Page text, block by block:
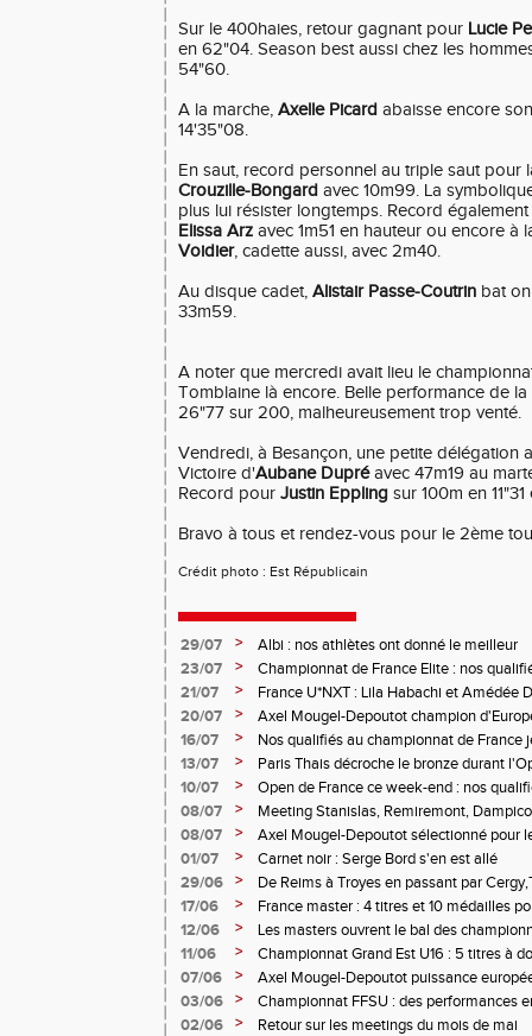
Sur le 400haies, retour gagnant pour Lucie
en 62"04. Season best aussi chez les
54"60.
A la marche, Axelle Picard abaisse encore
14'35"08.
En saut, record personnel au triple saut pour
Crouzille-Bongard avec 10m99. La
plus lui résister longtemps. Record
Elissa Arz avec 1m51 en hauteur ou encore à
Voidier, cadette aussi, avec 2m40.
Au disque cadet, Alistair Passe-Coutrin bat
33m59.
A noter que mercredi avait lieu le
Tomblaine là encore. Belle performance de
26"77 sur 200, malheureusement trop venté.
Vendredi, à Besançon, une petite délégation
Victoire d'Aubane Dupréavec 47m19 au
Record pour Justin Eppling sur 100m en
Bravo à tous et rendez-vous pour le 2ème
Crédit photo : Est Républicain
29/07 >
Albi : nos athlètes ont donné le meilleur
23/07
>
Championnat de France Elite : nos
21/07
>
France U*NXT : Lila Habachi et Amédée
belles médailles
20/07 >
Axel Mougel-Depoutot champion
16/07
>
Nos qualifiés au championnat de France
13/07
>
Paris Thais décroche le bronze durant
10/07
>
Open de France ce week-end : nos
08/07
>
Meeting Stanislas, Remiremont,
08/07
>
Axel Mougel-Depoutot sélectionné pour
U18
01/07 >
Carnet noir : Serge Bord s'en est allé
29/06
>
De Reims à Troyes en passant par
performances étaient au rendez-vous
17/06 >
France master : 4 titres et 10 médailles
12/06
>
Les masters ouvrent le bal des
11/06
>
Championnat Grand Est U16 : 5 titres à
07/06
>
Axel Mougel-Depoutot puissance
03/06
>
Championnat FFSU : des performances
02/06
>
Retour sur les meetings du mois de mai